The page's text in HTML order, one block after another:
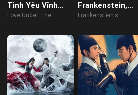
Tình Yêu Vĩnh
Hằng Cùng Vầng
Love Under The
Frankenstein,
Quái Vật Của Quái
Frankenstein
Frankenstein's
Frankenstein (2019)